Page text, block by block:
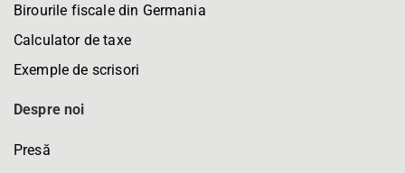
Birourile fiscale din Germania
Calculator de taxe
Exemple de scrisori
Despre noi
Presă